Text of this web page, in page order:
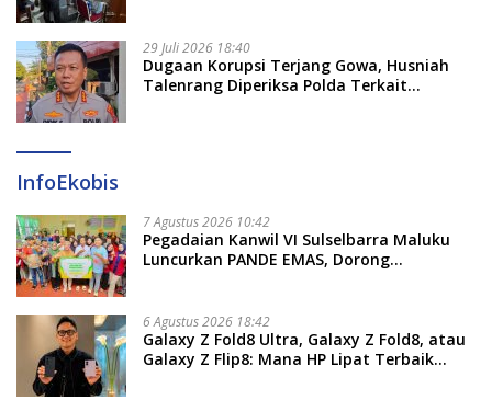
29 Juli 2026 18:40
Dugaan Korupsi Terjang Gowa, Husniah
Talenrang Diperiksa Polda Terkait
InfoEkobis
7 Agustus 2026 10:42
Pegadaian Kanwil VI Sulselbarra Maluku
Luncurkan PANDE EMAS, Dorong
6 Agustus 2026 18:42
Galaxy Z Fold8 Ultra, Galaxy Z Fold8, atau
Galaxy Z Flip8: Mana HP Lipat Terbaik